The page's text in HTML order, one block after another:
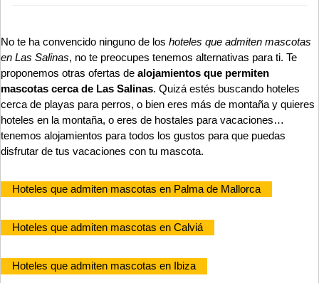
No te ha convencido ninguno de los hoteles que admiten mascotas
en Las Salinas, no te preocupes tenemos alternativas para ti. Te
proponemos otras ofertas de alojamientos que permiten
mascotas cerca de Las Salinas. Quizá estés buscando hoteles
cerca de playas para perros, o bien eres más de montaña y quieres
hoteles en la montaña, o eres de hostales para vacaciones…
tenemos alojamientos para todos los gustos para que puedas
disfrutar de tus vacaciones con tu mascota.
Hoteles que admiten mascotas en Palma de Mallorca
Hoteles que admiten mascotas en Calviá
Hoteles que admiten mascotas en Ibiza